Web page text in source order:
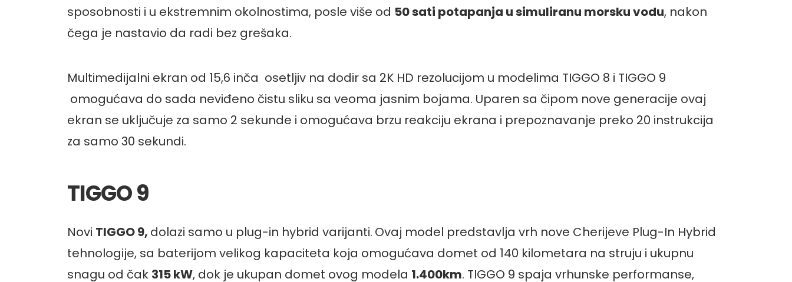
sposobnosti i u ekstremnim okolnostima, posle više od 50 sati potapanja u simuliranu morsku vodu, nakon
čega je nastavio da radi bez grešaka.
Multimedijalni ekran od 15,6 inča osetljiv na dodir sa 2K HD rezolucijom u modelima TIGGO 8 i TIGGO 9
omogućava do sada neviđeno čistu sliku sa veoma jasnim bojama. Uparen sa čipom nove generacije ovaj
ekran se uključuje za samo 2 sekunde i omogućava brzu reakciju ekrana i prepoznavanje preko 20 instrukcija
za samo 30 sekundi.
TIGGO 9
Novi TIGGO 9, dolazi samo u plug-in hybrid varijanti. Ovaj model predstavlja vrh nove Cherijeve Plug-In Hybrid
tehnologije, sa baterijom velikog kapaciteta koja omogućava domet od 140 kilometara na struju i ukupnu
snagu od čak 315 kW, dok je ukupan domet ovog modela 1.400km. TIGGO 9 spaja vrhunske performanse,